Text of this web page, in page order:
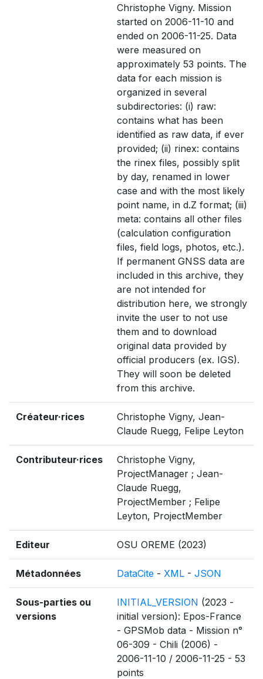
Christophe Vigny. Mission
started on 2006-11-10 and
ended on 2006-11-25. Data
were measured on
approximately 53 points. The
data for each mission is
organized in several
subdirectories: (i) raw:
contains what has been
identified as raw data, if ever
provided; (ii) rinex: contains
the rinex files, possibly split
by day, renamed in lower
case and with the most likely
point name, in d.Z format; (iii)
meta: contains all other files
(calculation configuration
files, field logs, photos, etc.).
If permanent GNSS data are
included in this archive, they
are not intended for
distribution here, we strongly
invite the user to not use
them and to download
original data provided by
official producers (ex. IGS).
They will soon be deleted
from this archive.
Créateur·rices
Christophe Vigny, Jean-
Claude Ruegg, Felipe Leyton
Contributeur·rices
Christophe Vigny,
ProjectManager ; Jean-
Claude Ruegg,
ProjectMember ; Felipe
Leyton, ProjectMember
Editeur OSU OREME (2023)
Métadonnées DataCite - XML - JSON
Sous-parties ou
versions
INITIAL_VERSION (2023 -
initial version): Epos-France
- GPSMob data - Mission n°
06-309 - Chili (2006) -
2006-11-10 / 2006-11-25 - 53
points